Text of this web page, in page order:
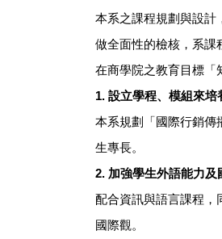
本系之課程規劃與設計
做全面性的檢核，系課
在商學院之教育目標「
1. 設立學程、模組來培
本系規劃「國際行銷傳
生專長。
2. 加強學生外語能力及
配合資訊與語言課程，
國際觀。